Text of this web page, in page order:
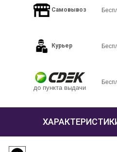
Самовывоз
Курьер
до пункта выдачи